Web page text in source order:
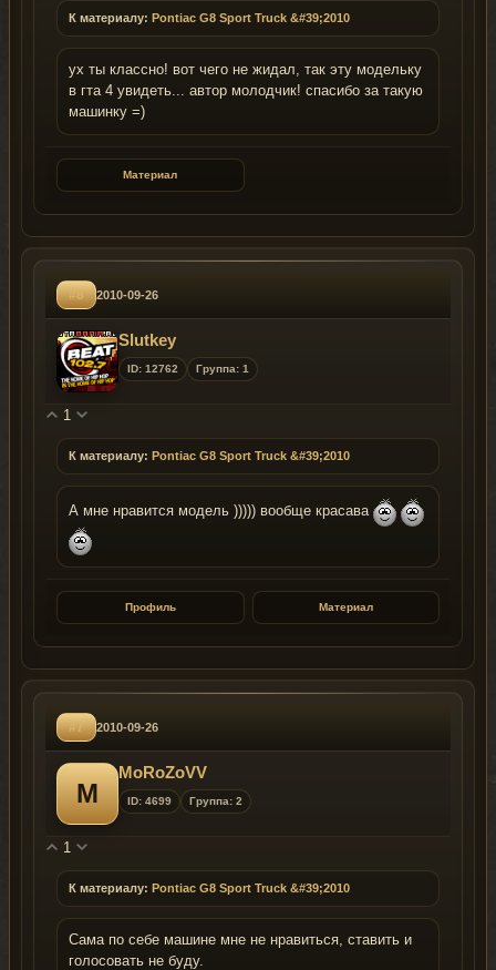
К материалу: Pontiac G8 Sport Truck &#39;2010
ух ты классно! вот чего не жидал, так эту модельку
в гта 4 увидеть... автор молодчик! спасибо за такую
машинку =)
Материал
#8 2010-09-26
Slutkey
ID: 12762 Группа: 1
1
К материалу: Pontiac G8 Sport Truck &#39;2010
А мне нравится модель ))))) вообще красава
Профиль Материал
#7 2010-09-26
M
MoRoZoVV
ID: 4699 Группа: 2
1
К материалу: Pontiac G8 Sport Truck &#39;2010
Сама по себе машине мне не нравиться, ставить и
голосовать не буду.